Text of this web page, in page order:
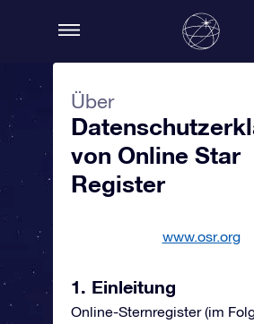
Über
von Online Star
Register
www.osr.org
1. Einleitung
Online-Sternregister (im